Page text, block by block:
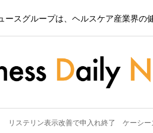
ースグループは、ヘルスケア産業界の
リステリン表示改善で申入れ終了 ケーシー